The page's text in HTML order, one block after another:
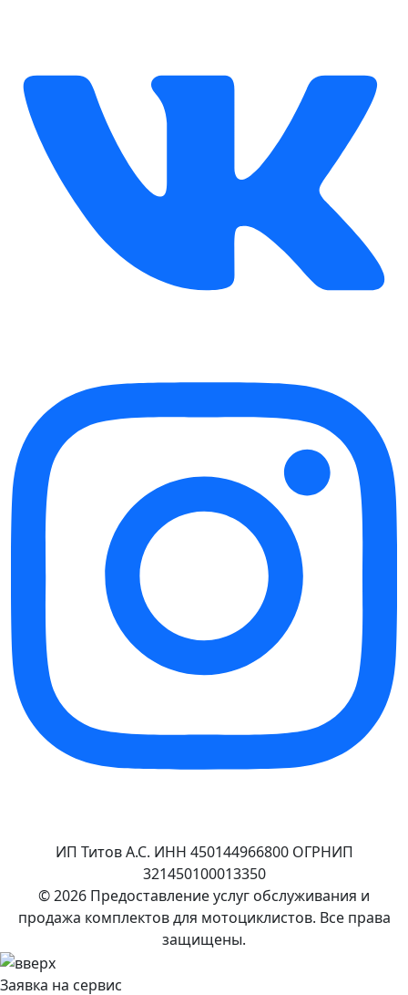
ИП Титов А.С. ИНН 450144966800 ОГРНИП
321450100013350
© 2026 Предоставление услуг обслуживания и
продажа комплектов для мотоциклистов. Все права
защищены.
Заявка на сервис